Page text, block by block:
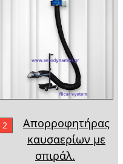
2
Απορροφητήρας
καυσαερίων με
σπιράλ.